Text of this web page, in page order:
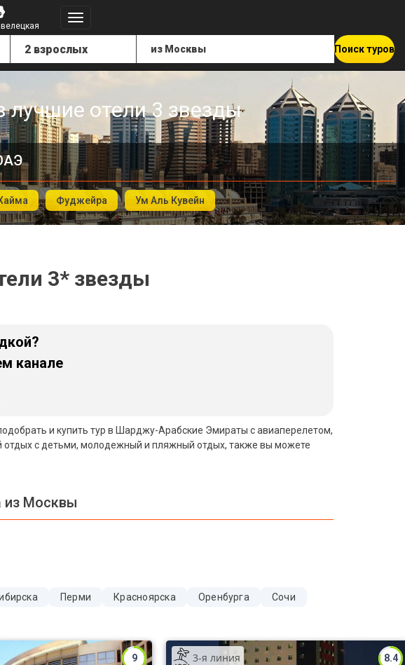
Поиск туров
отели 3 звезды
Фуджейра Ум Аль Кувейн
3* звезды
канале
и купить тур в Шарджу-Арабские Эмираты с авиаперелетом,
отдых с детьми, молодежный и пляжный отдых, также вы можете
Москвы
Перми Красноярска Оренбурга
Сочи
9 8.4
3-я линия